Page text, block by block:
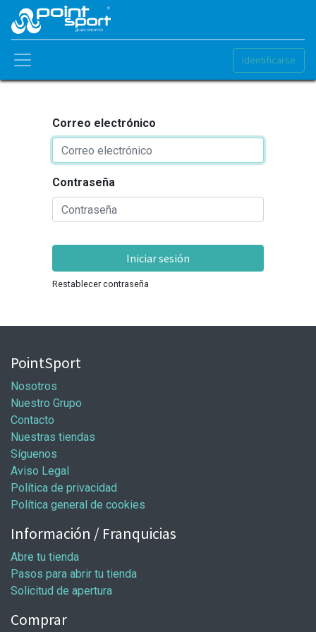
Identificarse
Correo electrónico
Contraseña
Iniciar sesión
Restablecer contraseña
PointSport
Nosotros
Nuestro Grupo
Contacto
Nuestras tiendas
Síguenos
Aviso Legal
Política de privacidad
Política general de cookies
Información / Franquicias
Abre tu tienda
Pasos para abrir tu tienda
Solicitud de apertura
Comprar